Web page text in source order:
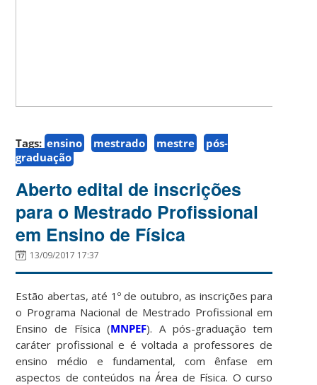
Tags: ensino mestrado mestre
pós-
graduação
Aberto edital de inscrições
para o Mestrado Profissional
em Ensino de Física
13/09/2017 17:37
Estão abertas, até 1º de outubro, as inscrições para
o Programa Nacional de Mestrado Profissional em
Ensino de Física (MNPEF). A pós-graduação tem
caráter profissional e é voltada a professores de
ensino médio e fundamental, com ênfase em
aspectos de conteúdos na Área de Física. O curso